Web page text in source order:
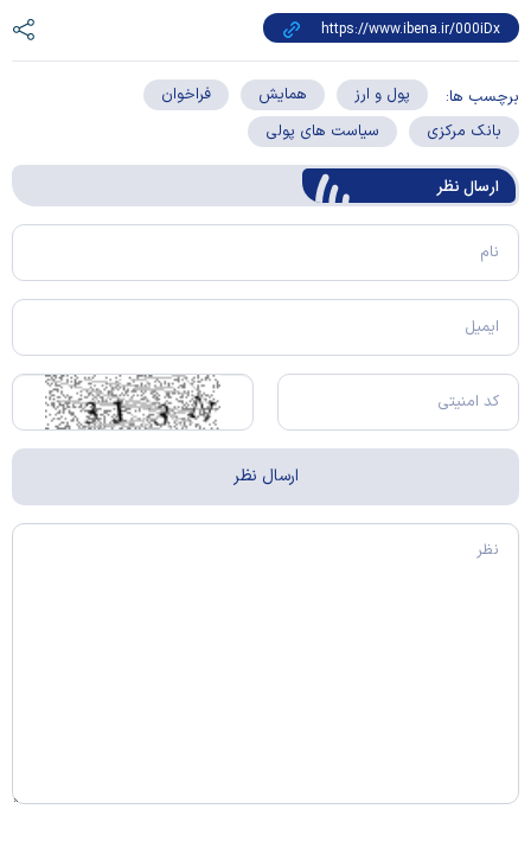
برچسب ها: پول و ارز همایش
فراخوان
بانک مرکزی
سیاست های پولی
ارسال‌ نظر